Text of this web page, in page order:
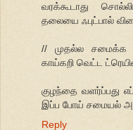
வரக்கூடாது
தலையை ஃபுட்பால்
// முதல்ல சமைக்க
காய்கறி வெட்ட
குழந்தை வளர்ப்பது
இப்ப போய் சமையல்
Reply